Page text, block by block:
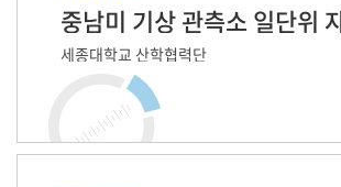
중남미 기상 관측소 일단위
세종대학교 산학협력단